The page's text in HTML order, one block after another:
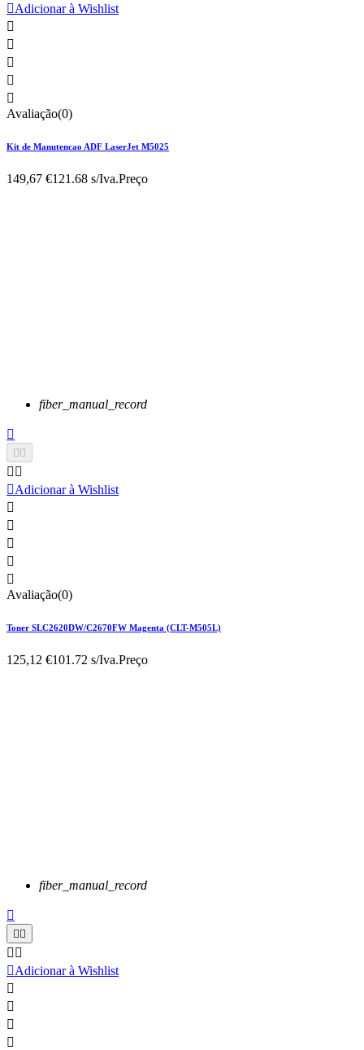
Adicionar à Wishlist





Avaliação(0)
Kit de Manutencao ADF LaserJet M5025
149,67 €121.68 s/Iva.Preço
fiber_manual_record


 
Adicionar à Wishlist





Avaliação(0)
Toner SLC2620DW/C2670FW Magenta (CLT-M505L)
125,12 €101.72 s/Iva.Preço
fiber_manual_record


 
Adicionar à Wishlist



